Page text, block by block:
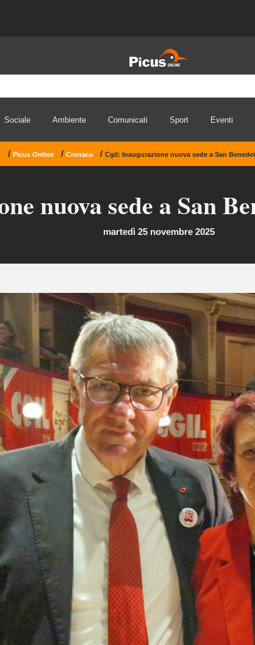
Sociale Ambiente Comunicati Sport Eventi
/ Picus Online / Cronaca / Cgil: Inaugurazione nuova sede a San
nuova sede a San
martedì 25 novembre 2025